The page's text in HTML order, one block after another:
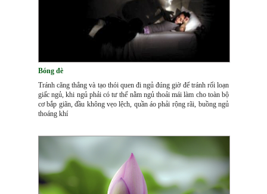
Bóng đè
Tránh căng thẳng và tạo thói quen đi ngủ đúng giờ để tránh rối loạn
giấc ngủ, khi ngủ phải có tư thế nằm ngủ thoải mái làm cho toàn bộ
cơ bắp giãn, đầu không vẹo lệch, quần áo phải rộng rãi, buồng ngủ
thoáng khí